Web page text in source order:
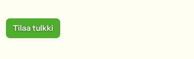
Tilaa tulkki